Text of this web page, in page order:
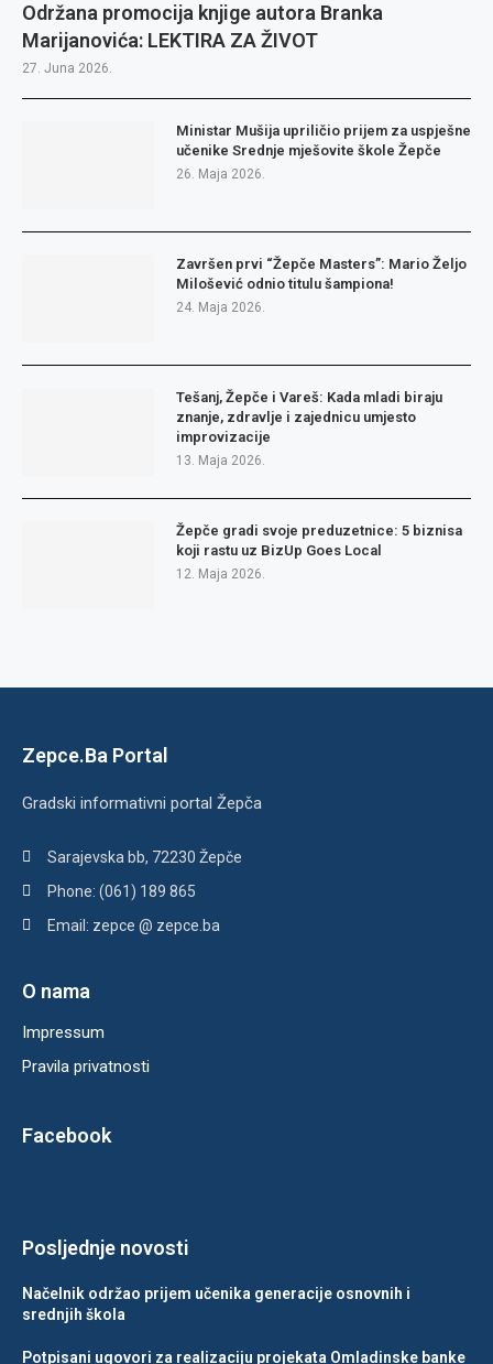
Održana promocija knjige autora Branka
Marijanovića: LEKTIRA ZA ŽIVOT
27. Juna 2026.
Ministar Mušija upriličio prijem za uspješne
učenike Srednje mješovite škole Žepče
26. Maja 2026.
Završen prvi “Žepče Masters”: Mario Željo
Milošević odnio titulu šampiona!
24. Maja 2026.
Tešanj, Žepče i Vareš: Kada mladi biraju
znanje, zdravlje i zajednicu umjesto
improvizacije
13. Maja 2026.
Žepče gradi svoje preduzetnice: 5 biznisa
koji rastu uz BizUp Goes Local
12. Maja 2026.
Zepce.Ba Portal
Gradski informativni portal Žepča
Sarajevska bb, 72230 Žepče
Phone: (061) 189 865
Email: zepce @ zepce.ba
O nama
Impressum
Pravila privatnosti
Facebook
Posljednje novosti
Načelnik održao prijem učenika generacije osnovnih i
srednjih škola
Potpisani ugovori za realizaciju projekata Omladinske banke